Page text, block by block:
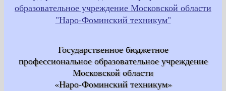
Государственное бюджетное
профессиональное образовательное учреждение
Московской области
«Наро-Фоминский техникум»